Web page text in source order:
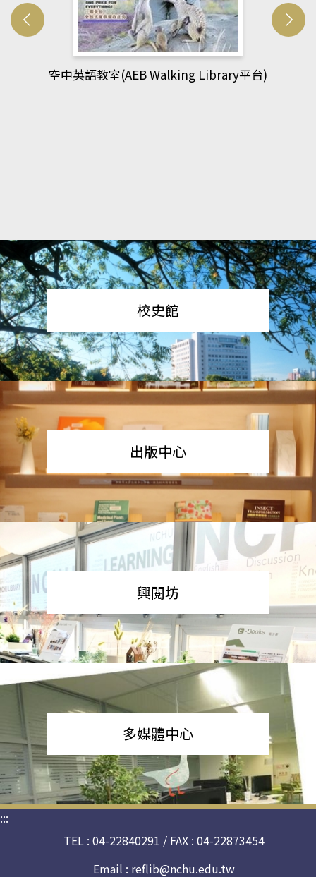
網管人(kono平台)
校史館
出版中心
興閱坊
多媒體中心
:::
TEL : 04-22840291 / FAX : 04-22873454
Email : reflib@nchu.edu.tw